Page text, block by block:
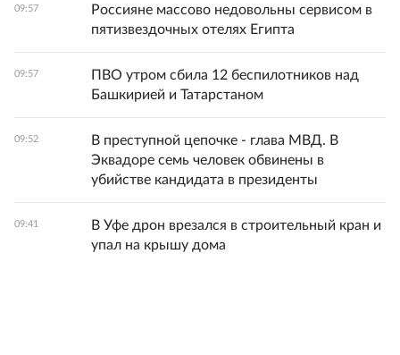
09:57
Россияне массово недовольны сервисом в
пятизвездочных отелях Египта
09:57
ПВО утром сбила 12 беспилотников над
Башкирией и Татарстаном
09:52
В преступной цепочке - глава МВД. В
Эквадоре семь человек обвинены в
убийстве кандидата в президенты
09:41
В Уфе дрон врезался в строительный кран и
упал на крышу дома